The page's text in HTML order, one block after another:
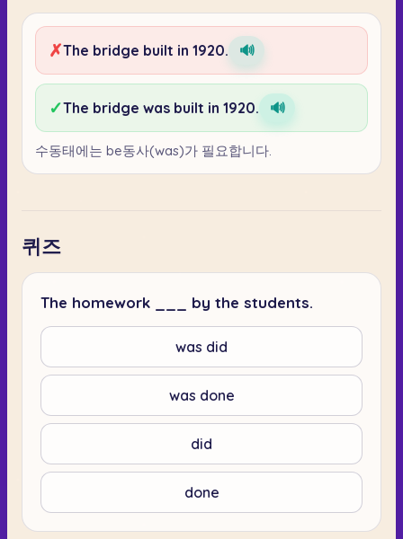
✗The bridge built in 1920. 🔊
✓The bridge was built in 1920. 🔊
수동태에는 be동사(was)가 필요합니다.
퀴즈
The homework ___ by the students.
was did
was done
did
done